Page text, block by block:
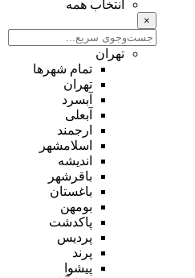
انتخاب همه
×
تهران
تمام شهر‌ها
تهران
آبسرد
آبعلی
ارجمند
اسلامشهر
اندیشه
باقرشهر
باغستان
بومهن
پاکدشت
پردیس
پرند
پیشوا